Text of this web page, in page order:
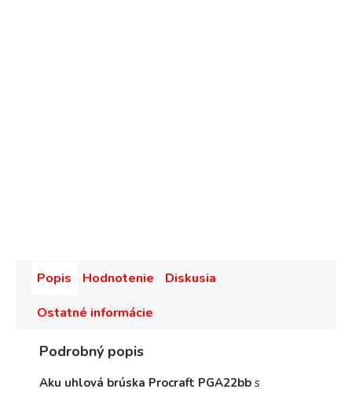
Popis Hodnotenie
Diskusia
Ostatné informácie
Podrobný popis
Aku uhlová brúska Procraft PGA22bb s